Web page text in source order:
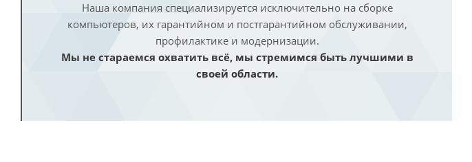
Наша компания специализируется исключительно на сборке
компьютеров, их гарантийном и постгарантийном обслуживании,
профилактике и модернизации.
Мы не стараемся охватить всё, мы стремимся быть лучшими в
своей области.